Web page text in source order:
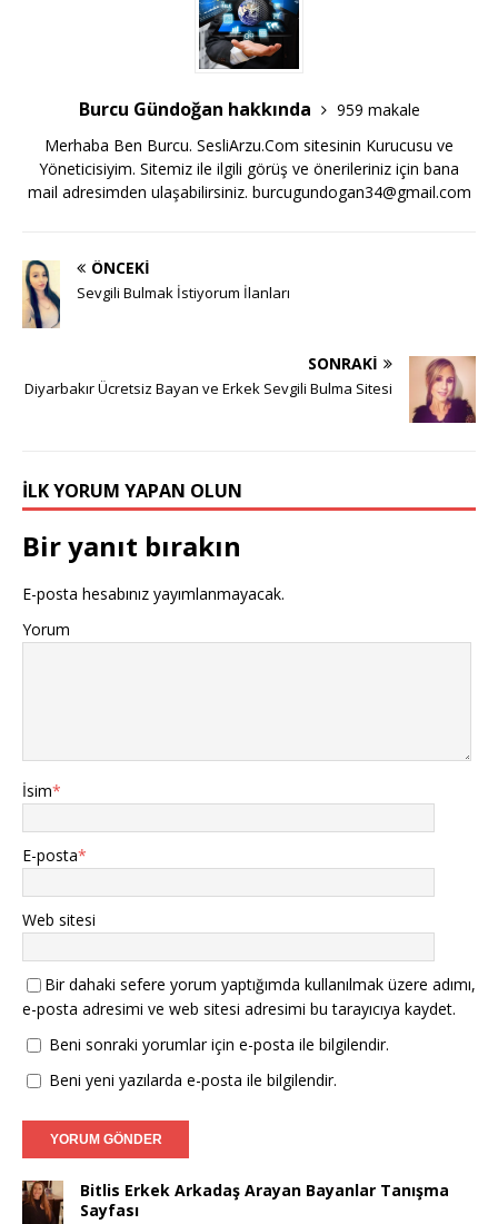
Burcu Gündoğan hakkında
959 makale
Merhaba Ben Burcu. SesliArzu.Com sitesinin Kurucusu ve
Yöneticisiyim. Sitemiz ile ilgili görüş ve önerileriniz için bana
mail adresimden ulaşabilirsiniz. burcugundogan34@gmail.com
ÖNCEKI
Sevgili Bulmak İstiyorum İlanları
SONRAKI
Diyarbakır Ücretsiz Bayan ve Erkek Sevgili Bulma Sitesi
İLK YORUM YAPAN OLUN
Bir yanıt bırakın
E-posta hesabınız yayımlanmayacak.
Yorum
İsim*
E-posta*
Web sitesi
Bir dahaki sefere yorum yaptığımda kullanılmak üzere adımı,
e-posta adresimi ve web sitesi adresimi bu tarayıcıya kaydet.
Beni sonraki yorumlar için e-posta ile bilgilendir.
Beni yeni yazılarda e-posta ile bilgilendir.
Bitlis Erkek Arkadaş Arayan Bayanlar Tanışma
Sayfası